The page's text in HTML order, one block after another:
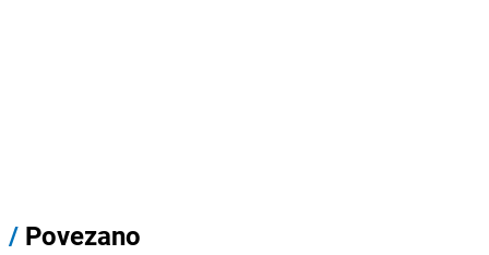
/ Povezano